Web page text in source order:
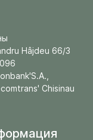
Hâjdeu 66/3
Chisinau